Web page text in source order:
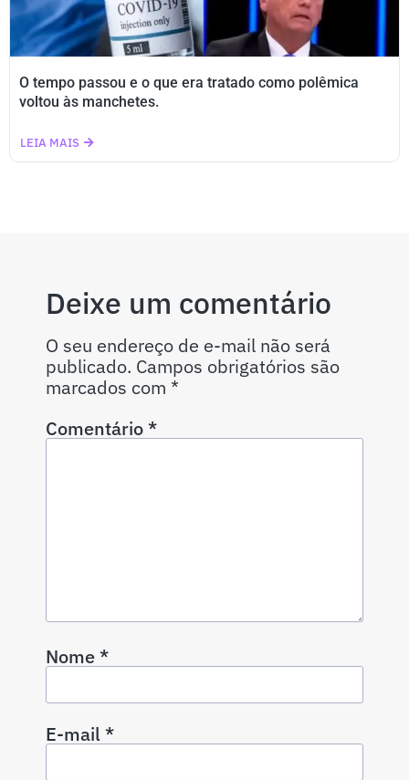
O tempo passou e o que era tratado como polêmica
voltou às manchetes.
LEIA MAIS
Deixe um comentário
O seu endereço de e-mail não será
publicado. Campos obrigatórios são
marcados com *
Comentário*
Nome*
E-mail*